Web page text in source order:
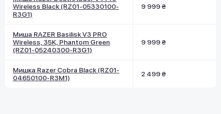
Wireless Black (RZ01-05330100-
R3G1)
9 999 ₴
Миша RAZER Basilisk V3 PRO
Wireless, 35K, Phantom Green
(RZ01-05240300-R3G1)
9 999 ₴
Мишка Razer Cobra Black (RZ01-
04650100-R3M1)
2 499 ₴